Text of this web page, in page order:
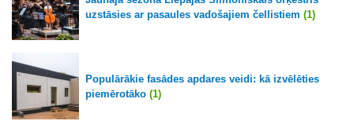
uzstāsies ar pasaules vadošajiem čellistiem (1)
Populārākie fasādes apdares veidi: kā izvēlēties
piemērotāko (1)